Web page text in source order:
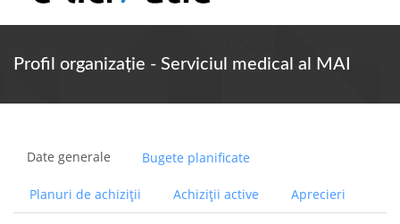
Profil organizație - Serviciul medical al MAI
Date generale Bugete planificate
Planuri de achiziții Achiziții active Aprecieri